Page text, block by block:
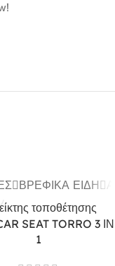
ΒΡΕΦΙΚΆ ΕΊΔΗ
SEAT TORRO 3 ΙΝ
1